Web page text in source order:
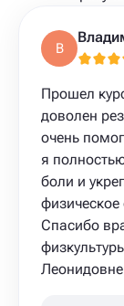
В
Прошел
доволен
очень
я
боли и
физическое
Спасибо